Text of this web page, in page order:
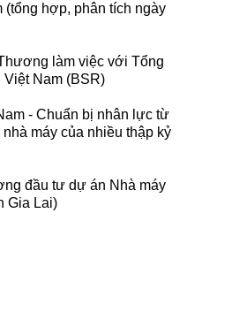
(tổng hợp, phân tích ngày
làm việc với Tổng
Việt Nam (BSR)
- Chuẩn bị nhân lực từ
máy của nhiều thập kỷ
đầu tư dự án Nhà máy
Gia Lai)